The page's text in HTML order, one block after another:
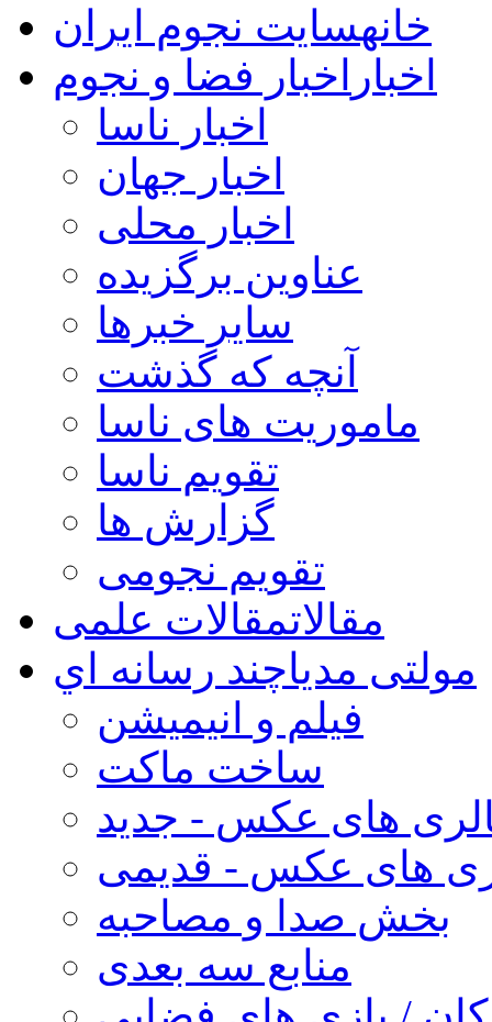
خانهسایت نجوم ایران
اخبار اخبار فضا و نجوم
اخبار ناسا
اخبار جهان
اخبار محلی
عناوین برگزیده
سایر خبرها
آنچه که گذشت
ماموریت های ناسا
تقویم ناسا
گزارش ها
تقویم نجومی
مقالاتمقالات علمی
مولتی مدیاچند رسانه اي
فیلم و انیمیشن
ساخت ماکت
های عکس - جدید
های عکس - قدیمی
بخش صدا و مصاحبه
منابع سه بعدی